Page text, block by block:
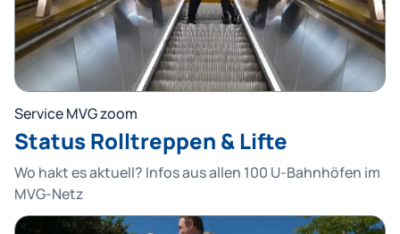
Service MVG zoom
Status Rolltreppen & Lifte
Wo hakt es aktuell? Infos aus allen 100 U-Bahnhöfen im
MVG-Netz